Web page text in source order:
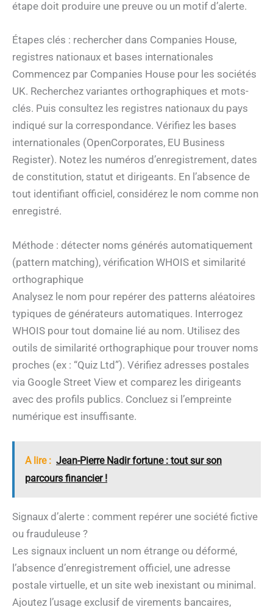
étape doit produire une preuve ou un motif d’alerte.
Étapes clés : rechercher dans Companies House,
registres nationaux et bases internationales
Commencez par Companies House pour les sociétés
UK. Recherchez variantes orthographiques et mots-
clés. Puis consultez les registres nationaux du pays
indiqué sur la correspondance. Vérifiez les bases
internationales (OpenCorporates, EU Business
Register). Notez les numéros d’enregistrement, dates
de constitution, statut et dirigeants. En l’absence de
tout identifiant officiel, considérez le nom comme non
enregistré.
Méthode : détecter noms générés automatiquement
(pattern matching), vérification WHOIS et similarité
orthographique
Analysez le nom pour repérer des patterns aléatoires
typiques de générateurs automatiques. Interrogez
WHOIS pour tout domaine lié au nom. Utilisez des
outils de similarité orthographique pour trouver noms
proches (ex : “Quiz Ltd”). Vérifiez adresses postales
via Google Street View et comparez les dirigeants
avec des profils publics. Concluez si l’empreinte
numérique est insuffisante.
A lire : Jean-Pierre Nadir fortune : tout sur son
parcours financier !
Signaux d’alerte : comment repérer une société fictive
ou frauduleuse ?
Les signaux incluent un nom étrange ou déformé,
l’absence d’enregistrement officiel, une adresse
postale virtuelle, et un site web inexistant ou minimal.
Ajoutez l’usage exclusif de virements bancaires,